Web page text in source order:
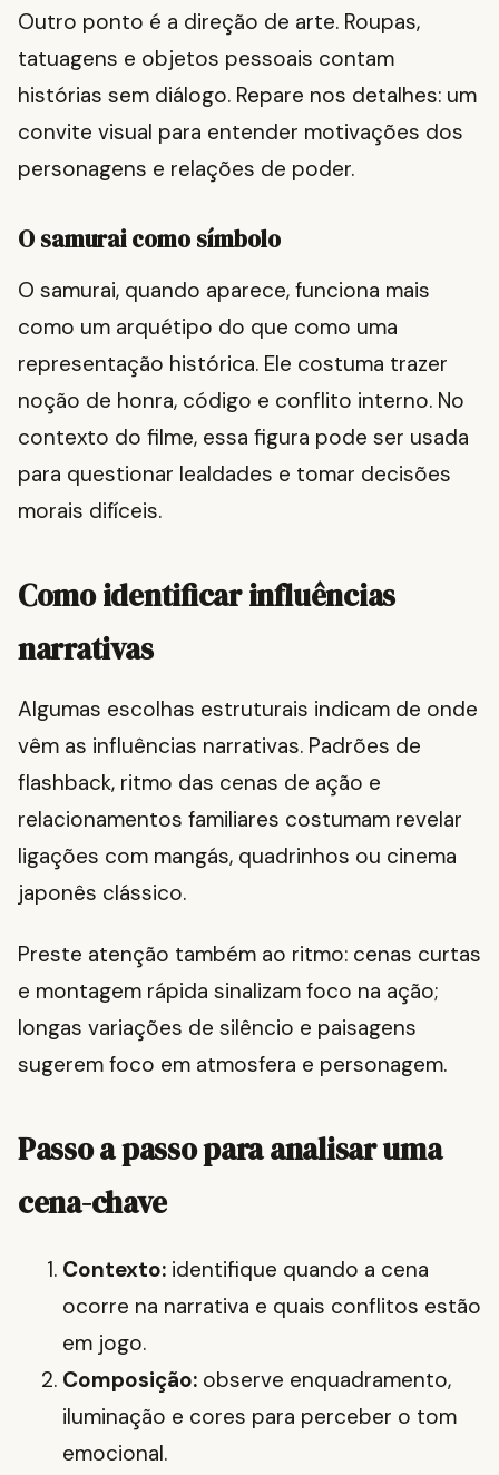
Outro ponto é a direção de arte. Roupas,
tatuagens e objetos pessoais contam
histórias sem diálogo. Repare nos detalhes: um
convite visual para entender motivações dos
personagens e relações de poder.
O samurai como símbolo
O samurai, quando aparece, funciona mais
como um arquétipo do que como uma
representação histórica. Ele costuma trazer
noção de honra, código e conflito interno. No
contexto do filme, essa figura pode ser usada
para questionar lealdades e tomar decisões
morais difíceis.
Como identificar influências
narrativas
Algumas escolhas estruturais indicam de onde
vêm as influências narrativas. Padrões de
flashback, ritmo das cenas de ação e
relacionamentos familiares costumam revelar
ligações com mangás, quadrinhos ou cinema
japonês clássico.
Preste atenção também ao ritmo: cenas curtas
e montagem rápida sinalizam foco na ação;
longas variações de silêncio e paisagens
sugerem foco em atmosfera e personagem.
Passo a passo para analisar uma
cena-chave
Contexto: identifique quando a cena
ocorre na narrativa e quais conflitos estão
em jogo.
Composição: observe enquadramento,
iluminação e cores para perceber o tom
emocional.